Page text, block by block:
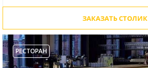
ЗАКАЗАТЬ СТОЛИК
РЕСТОРАН